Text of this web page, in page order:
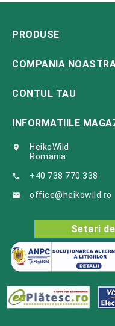
PRODUSE
COMPANIA
CONTUL TAU
INFORMATIILE

HeikoWild
Romania
 +40 738 770 338
 office@heikowild.ro
Setari